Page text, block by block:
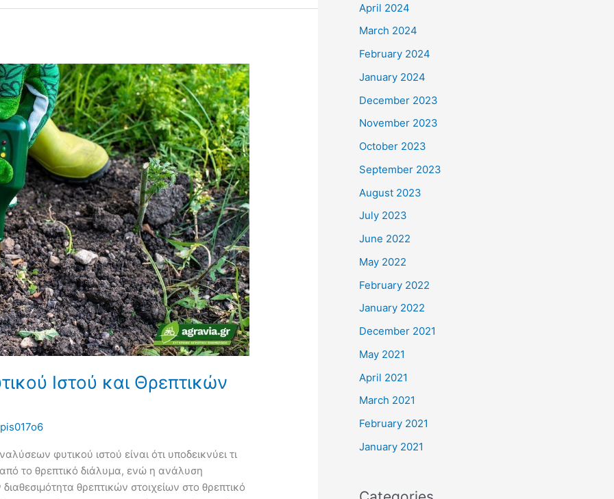
Ιστού και Θρεπτικών
φυτικού ιστού είναι ότι υποδεικνύει τι
το θρεπτικό διάλυμα, ενώ η ανάλυση
θρεπτικών στοιχείων στο θρεπτικό
April 2024
March 2024
February 2024
January 2024
December 2023
November 2023
October 2023
September 2023
August 2023
July 2023
June 2022
May 2022
February 2022
January 2022
December 2021
May 2021
April 2021
March 2021
February 2021
January 2021